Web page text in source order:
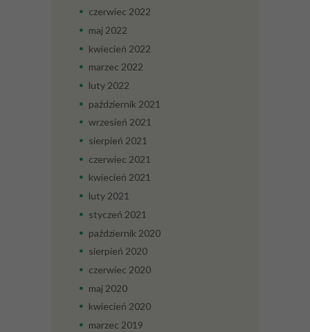
czerwiec 2022
maj 2022
kwiecień 2022
marzec 2022
luty 2022
październik 2021
wrzesień 2021
sierpień 2021
czerwiec 2021
kwiecień 2021
luty 2021
styczeń 2021
październik 2020
sierpień 2020
czerwiec 2020
maj 2020
kwiecień 2020
marzec 2019